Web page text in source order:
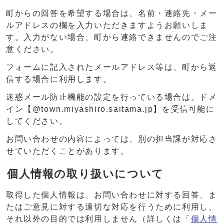
町からの回答を希望する場合は、名前・連絡先・メー
ルアドレスの欄を入力いただきますようお願いしま
す。入力がない場合、町から連絡できませんのでご注
意ください。
フォームに記入されたメールアドレス等は、町から返
信する場合に利用します。
迷惑メール防止機能の設定を行っている場合は、ドメ
イン【@town.miyashiro.saitama.jp】を受信可能に
してください。
お問い合わせの内容によっては、別の担当課が対応さ
せていただくことがあります。
個人情報の取り扱いについて
取得した個人情報は、お問い合わせに対する回答、ま
たはご意見に対する適切な対応を行うために利用し、
それ以外の目的では利用しません（詳しくは「 個人情